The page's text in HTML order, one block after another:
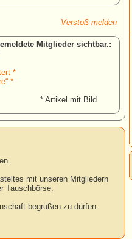
Verstoß melden
:
*
*
* Artikel mit Bild
mit unseren Mitgliedern
Tauschbörse.
begrüßen zu dürfen.